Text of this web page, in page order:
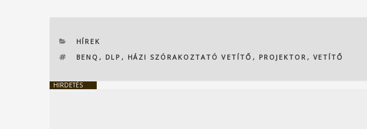
KATEGÓRIÁK
HÍREK
CÍMKÉK
BENQ , DLP , HÁZI SZÓRAKOZTATÓ VETÍTŐ , PROJEKTOR , VETÍTŐ
HIRDETÉS